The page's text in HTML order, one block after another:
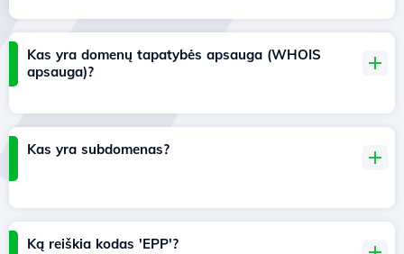
Kas yra domenų tapatybės apsauga (WHOIS
apsauga)?
Kas yra subdomenas?
Ką reiškia kodas 'EPP'?